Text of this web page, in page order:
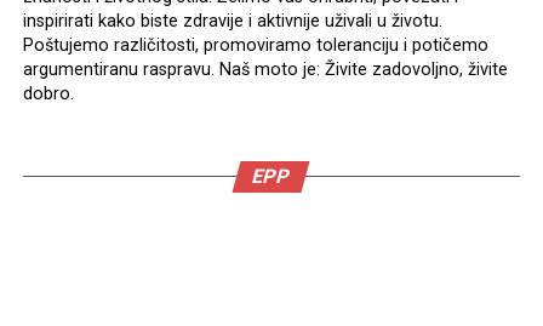
inspirirati kako biste zdravije i aktivnije uživali u životu.
Poštujemo različitosti, promoviramo toleranciju i potičemo
argumentiranu raspravu. Naš moto je: Živite zadovoljno, živite
dobro.
EPP